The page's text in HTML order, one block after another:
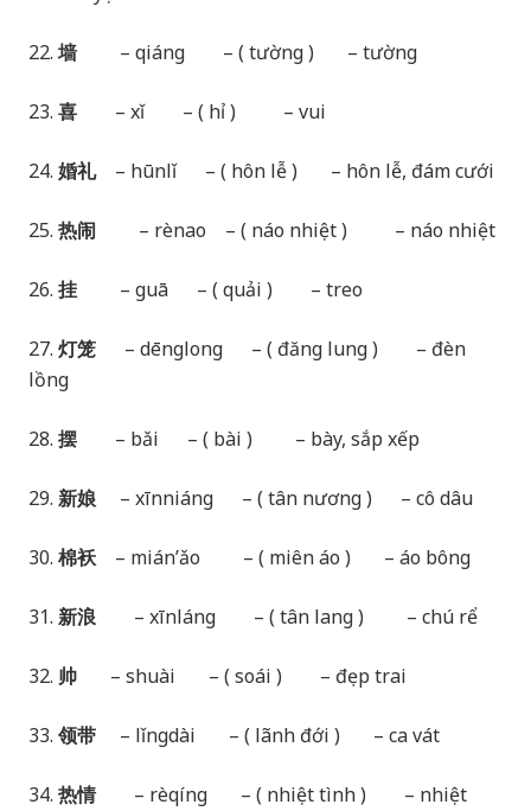
22. 墙– qiáng – ( tường ) – tường
23. 喜 – xǐ – ( hỉ ) – vui
24. 婚礼– hūnlǐ – ( hôn lễ ) – hôn lễ, đám cưới
25. 热闹 – rènao – ( náo nhiệt ) – náo nhiệt
26. 挂 – guā – ( quải ) – treo
27. 灯笼 – dēnglong – ( đăng lung ) – đèn
lồng
28. 摆 – bǎi – ( bài ) – bày, sắp xếp
29. 新娘 – xīnniáng – ( tân nương ) – cô dâu
30. 棉袄 – mián’ǎo – ( miên áo ) – áo bông
31. 新浪 – xīnláng – ( tân lang ) – chú rể
32. 帅 – shuài – ( soái ) – đẹp trai
33. 领带 – lǐngdài – ( lãnh đới ) – ca vát
34. 热情– rèqíng – ( nhiệt tình ) – nhiệt